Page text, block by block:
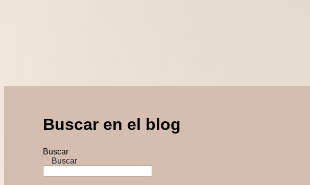
Buscar en el blog
Buscar
Buscar